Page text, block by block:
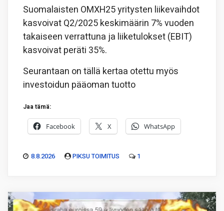
Suomalaisten OMXH25 yritysten liikevaihdot
kasvoivat Q2/2025 keskimäärin 7% vuoden
takaiseen verrattuna ja liiketulokset (EBIT)
kasvoivat peräti 35%.
Seurantaan on tällä kertaa otettu myös
investoidun pääoman tuotto
Jaa tämä:
Facebook X WhatsApp
8.8.2026 PIKSU TOIMITUS 1